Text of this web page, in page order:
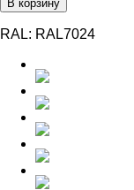
В корзину
RAL: RAL7024